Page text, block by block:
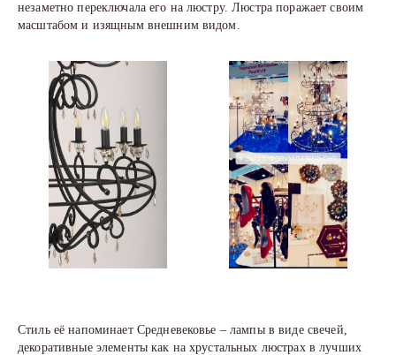
незаметно переключала его на люстру. Люстра поражает своим
масштабом и изящным внешним видом.
Стиль её напоминает Средневековье – лампы в виде свечей,
декоративные элементы как на хрустальных люстрах в лучших